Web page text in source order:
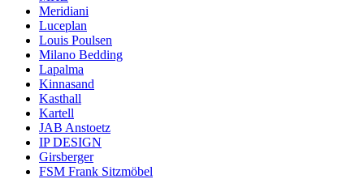
Meridiani
Luceplan
Louis Poulsen
Milano Bedding
Lapalma
Kinnasand
Kasthall
Kartell
JAB Anstoetz
IP DESIGN
Girsberger
FSM Frank Sitzmöbel